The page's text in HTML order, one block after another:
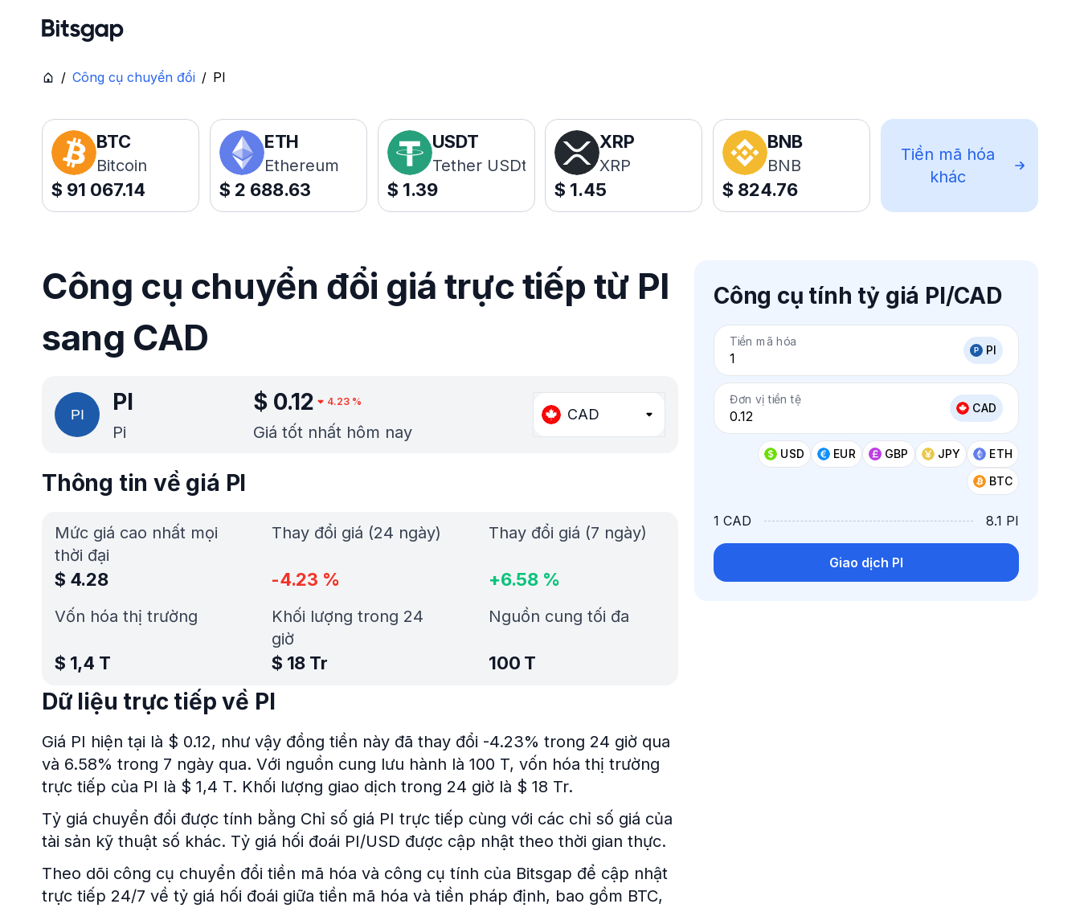
/ Công cụ chuyển đổi / PI
BTC
Bitcoin
$ 91 067.14
ETH
Ethereum
$ 2 688.63
USDT
Tether USDt
$ 1.39
XRP
XRP
$ 1.45
BNB
BNB
$ 824.76
Tiền mã hóa
khác
Công cụ chuyển đổi giá trực tiếp từ PI
sang CAD
PI
Pi
$ 0.12 4.23 %
Giá tốt nhất hôm nay
CAD
Công cụ tính tỷ giá PI/CAD
Tiền mã hóa
PI
Đơn vị tiền tệ
CAD
USD EUR GBP JPY
ETH
BTC
1 CAD 8.1 PI
Giao dịch PI
Thông tin về giá PI
Mức giá cao nhất mọi
thời đại
$ 4.28
Vốn hóa thị trường
$ 1,4 T
Thay đổi giá (24 ngày)
-4.23 %
Thay đổi giá (7 ngày)
+6.58 %
Khối lượng trong 24
giờ
$ 18 Tr
Nguồn cung tối đa
100 T
Dữ liệu trực tiếp về PI
Giá PI hiện tại là $ 0.12, như vậy đồng tiền này đã thay đổi -4.23% trong 24 giờ qua
và 6.58% trong 7 ngày qua. Với nguồn cung lưu hành là 100 T, vốn hóa thị trường
trực tiếp của PI là $ 1,4 T. Khối lượng giao dịch trong 24 giờ là $ 18 Tr.
Tỷ giá chuyển đổi được tính bằng Chỉ số giá PI trực tiếp cùng với các chỉ số giá của
tài sản kỹ thuật số khác. Tỷ giá hối đoái PI/USD được cập nhật theo thời gian thực.
Theo dõi công cụ chuyển đổi tiền mã hóa và công cụ tính của Bitsgap để cập nhật
trực tiếp 24/7 về tỷ giá hối đoái giữa tiền mã hóa và tiền pháp định, bao gồm BTC,